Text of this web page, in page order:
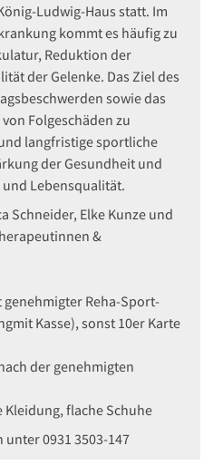
Ludwig-Haus statt. Im
kommt es häufig zu
Reduktion der
der Gelenke. Das Ziel des
sowie das
Folgeschäden zu
langfristige sportliche
der Gesundheit und
Lebensqualität.
Schneider, Elke Kunze und
&
Reha-Sport-
Kasse), sonst 10er Karte
der genehmigten
flache Schuhe
0931 3503-147